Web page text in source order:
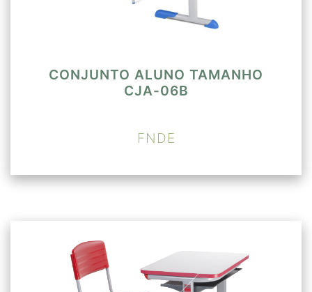
CONJUNTO ALUNO TAMANHO
CJA-06B
FNDE